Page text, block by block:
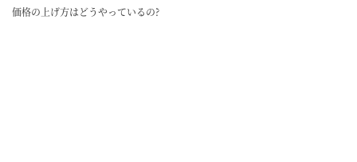
価格の上げ方はどうやっているの?